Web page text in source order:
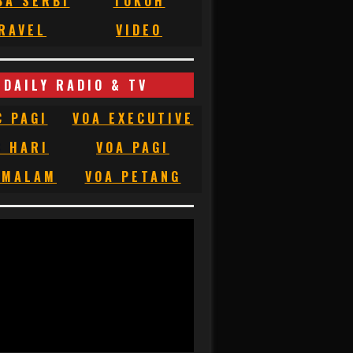
VIDEO
DAILY RADIO & TV
PAGI
VOA EXECUTIVE
HARI
VOA PAGI
VOA PETANG